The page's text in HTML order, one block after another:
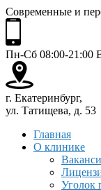
Современные и
Пн-Сб 08:00-21:00
г. Екатеринбург,
ул. Татищева, д. 53
Главная
О клинике
Уголок